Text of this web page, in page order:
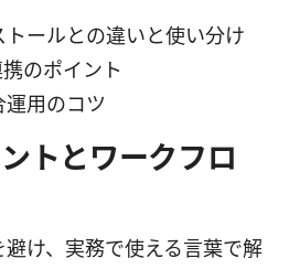
ールとの違いと使い分け
のポイント
用のコツ
トとワークフロ
け、実務で使える言葉で解